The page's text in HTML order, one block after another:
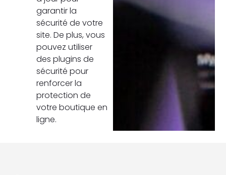
garantir la
sécurité de votre
site. De plus, vous
pouvez utiliser
des plugins de
sécurité pour
renforcer la
protection de
votre boutique en
ligne.